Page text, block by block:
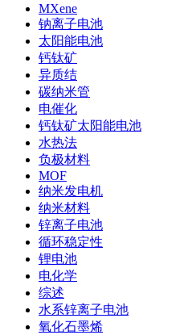
MXene
钠离子电池
太阳能电池
钙钛矿
异质结
碳纳米管
电催化
钙钛矿太阳能电池
水热法
负极材料
MOF
纳米发电机
纳米材料
锌离子电池
循环稳定性
锂电池
电化学
综述
水系锌离子电池
氧化石墨烯